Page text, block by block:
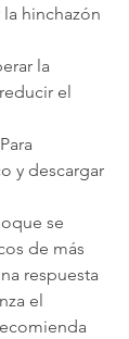
hinchazón
la
el
y descargar
se
de más
respuesta
el